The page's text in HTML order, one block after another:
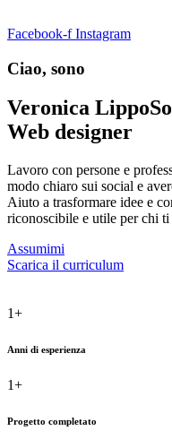
Facebook-f Instagram
Ciao, sono
Veronica Lippo
Web designer
Lavoro con persone e
modo chiaro sui social e
Aiuto a trasformare idee e
riconoscibile e utile per chi ti
Assumimi
Scarica il curriculum
1+
Anni di esperienza
1+
Progetto completato